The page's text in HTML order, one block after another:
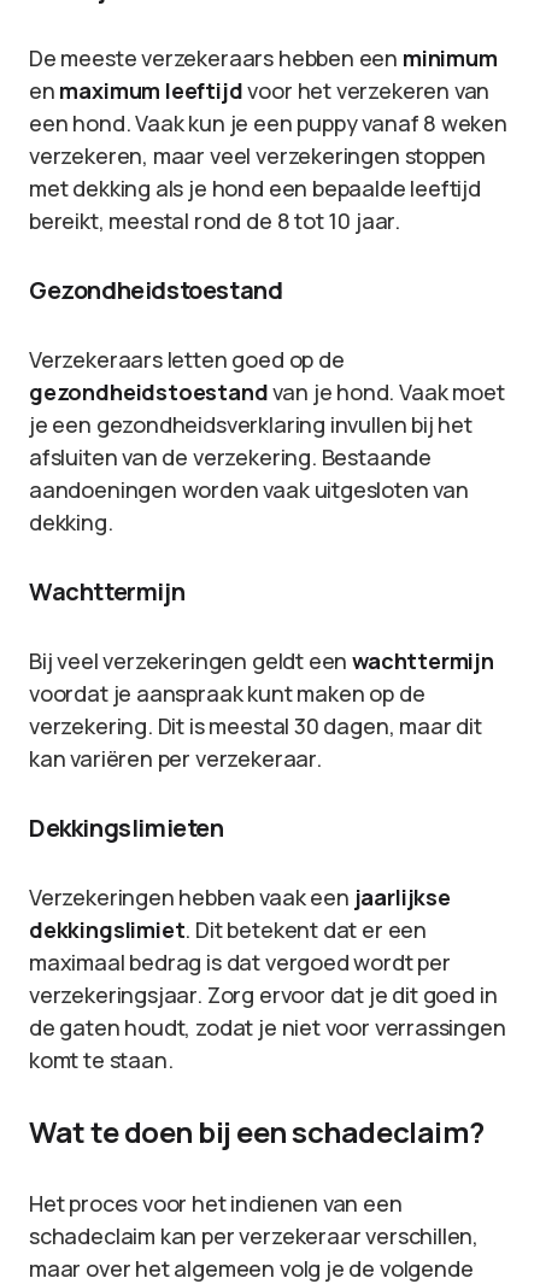
De meeste verzekeraars hebben een minimum
en maximum leeftijdvoor het verzekeren van
een hond. Vaak kun je een puppy vanaf 8 weken
verzekeren, maar veel verzekeringen stoppen
met dekking als je hond een bepaalde leeftijd
bereikt, meestal rond de 8 tot 10 jaar.
Gezondheidstoestand
Verzekeraars letten goed op de
gezondheidstoestandvan je hond. Vaak moet
je een gezondheidsverklaring invullen bij het
afsluiten van de verzekering. Bestaande
aandoeningen worden vaak uitgesloten van
dekking.
Wachttermijn
Bij veel verzekeringen geldt eenwachttermijn
voordat je aanspraak kunt maken op de
verzekering. Dit is meestal 30 dagen, maar dit
kan variëren per verzekeraar.
Dekkingslimieten
Verzekeringen hebben vaak een jaarlijkse
dekkingslimiet. Dit betekent dat er een
maximaal bedrag is dat vergoed wordt per
verzekeringsjaar. Zorg ervoor dat je dit goed in
de gaten houdt, zodat je niet voor verrassingen
komt te staan.
Wat te doen bij een schadeclaim?
Het proces voor het indienen van een
schadeclaim kan per verzekeraar verschillen,
maar over het algemeen volg je de volgende